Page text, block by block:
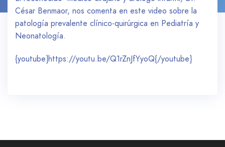
César Benmaor, nos comenta en este video sobre la
patología prevalente clínico-quirúrgica en Pediatría y
Neonatología.
{youtube}https://youtu.be/Q1rZnJfYyoQ{/youtube}